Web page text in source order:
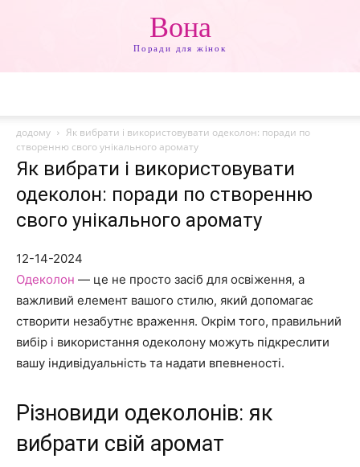
Вона
Поради для жінок
додому
Як вибрати і використовувати одеколон: поради по
створенню свого унікального аромату
Як вибрати і використовувати
одеколон: поради по створенню
свого унікального аромату
12-14-2024
Одеколон — це не просто засіб для освіження, а
важливий елемент вашого стилю, який допомагає
створити незабутнє враження. Окрім того, правильний
вибір і використання одеколону можуть підкреслити
вашу індивідуальність та надати впевненості.
Різновиди одеколонів: як
вибрати свій аромат